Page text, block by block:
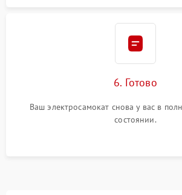
6. Готово
Ваш электросамокат снова у вас в
состоянии.